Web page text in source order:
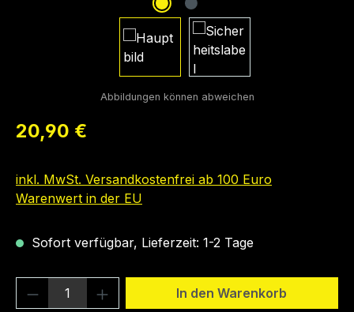
Regulärer Preis:
20,90 €
inkl. MwSt. Versandkostenfrei ab 100 Euro
Warenwert in der EU
Sofort verfügbar, Lieferzeit: 1-2 Tage
Produkt Anzahl: Gib denIn den Warenkorb